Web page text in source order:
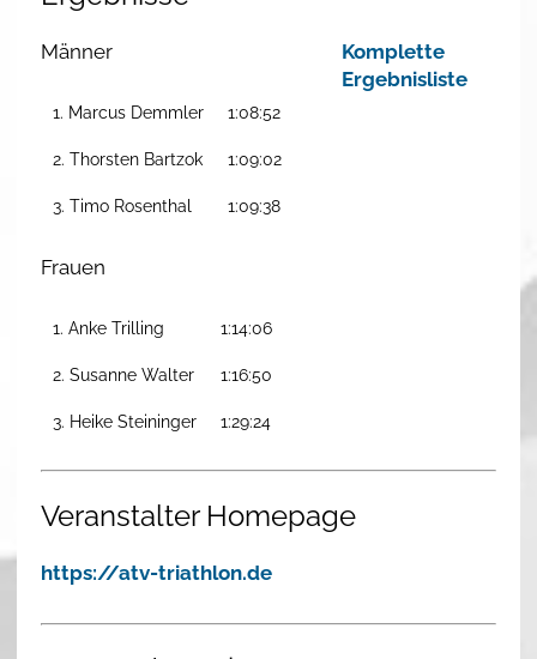
Männer
1. Marcus Demmler 1:08:52
2. Thorsten Bartzok 1:09:02
3. Timo Rosenthal 1:09:38
Frauen
1. Anke Trilling 1:14:06
2. Susanne Walter 1:16:50
3. Heike Steininger 1:29:24
Komplette
Ergebnisliste
Veranstalter Homepage
https://atv-triathlon.de